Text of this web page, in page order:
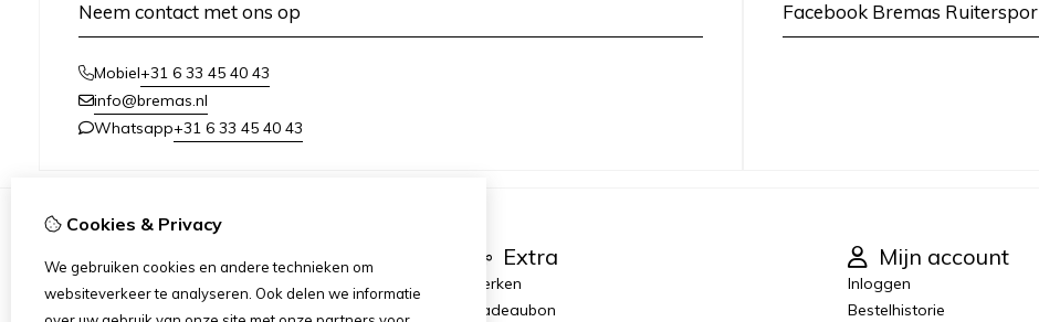
Neem contact met ons op
Mobiel+31 6 33 45 40 43
info@bremas.nl
Whatsapp+31 6 33 45 40 43
Facebook Bremas
Informatie
Verzending & Betaling
Algemene Voorwaarden
Extra
Merken
Cadeaubon
Mijn account
Inloggen
Bestelhistorie
Cookies & Privacy
We gebruiken cookies en andere technieken om
websiteverkeer te analyseren. Ook delen we informatie